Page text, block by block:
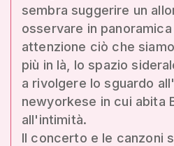
sembra suggerire un
osservare in
attenzione ciò che
più in là, lo spazio
a rivolgere lo sguardo
newyorkese in cui abita
all'intimità.
Il concerto e le canzoni